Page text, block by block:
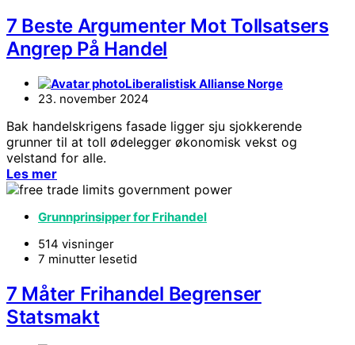
7 Beste Argumenter Mot Tollsatsers
Angrep På Handel
Liberalistisk Allianse Norge
23. november 2024
Bak handelskrigens fasade ligger sju sjokkerende
grunner til at toll ødelegger økonomisk vekst og
velstand for alle.
Les mer
Grunnprinsipper for Frihandel
514 visninger
7 minutter lesetid
7 Måter Frihandel Begrenser
Statsmakt